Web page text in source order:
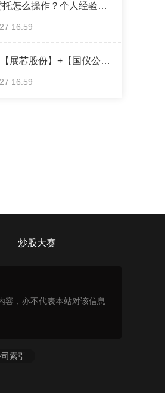
2026夜市委托怎么操作？个人经验攻略全分享
16:59
新股发行：【展芯股份】+【国仪公司】+【超纯应材】本周可申购！（附打新神器）
16:59
炒股大赛
容，亦不代表本站对该信息
索引